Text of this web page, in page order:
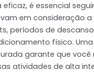
é essencial
em consideração a
períodos de
físico. Uma
garante que você
atividades de alta